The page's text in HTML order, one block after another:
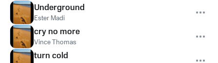
Underground
Ester Madi
cry no more
Vince Thomas
turn cold